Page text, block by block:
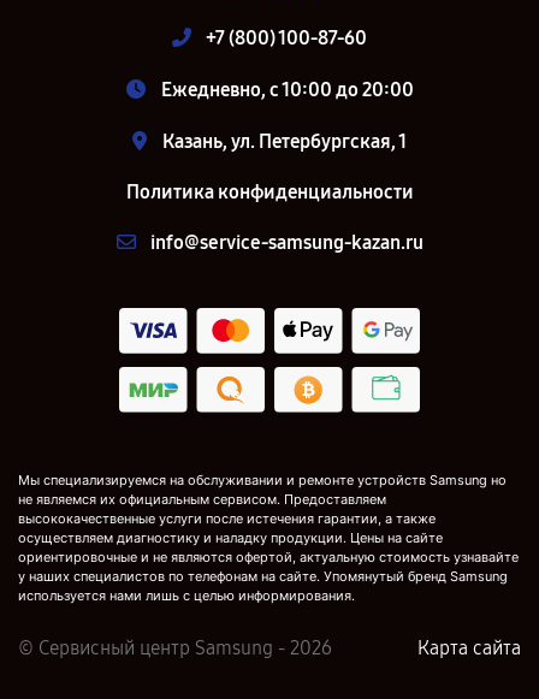
+7 (800) 100-87-60
Ежедневно, с 10:00 до 20:00
Казань, ул. Петербургская, 1
Политика конфиденциальности
info@service-samsung-kazan.ru
Мы специализируемся на обслуживании и ремонте устройств Samsung но
не являемся их официальным сервисом. Предоставляем
высококачественные услуги после истечения гарантии, а также
осуществляем диагностику и наладку продукции. Цены на сайте
ориентировочные и не являются офертой, актуальную стоимость узнавайте
у наших специалистов по телефонам на сайте. Упомянутый бренд Samsung
используется нами лишь с целью информирования.
© Сервисный центр Samsung - 2026 Карта сайта